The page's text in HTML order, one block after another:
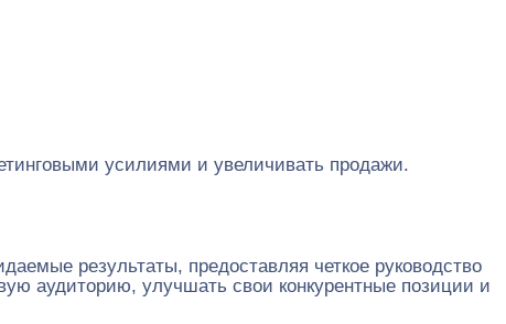
усилиями и увеличивать продажи.
результаты, предоставляя четкое руководство
аудиторию, улучшать свои конкурентные позиции и